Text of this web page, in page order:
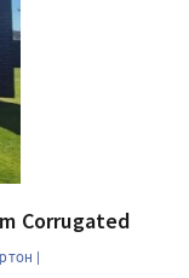
Corrugated
|